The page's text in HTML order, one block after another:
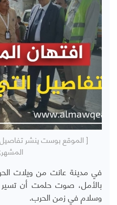
[ الموقع بوست ينشر
في مدينة عانت من ويلات
بالأمل، صوت حلمت أن
وسلام في زمن الحرب.